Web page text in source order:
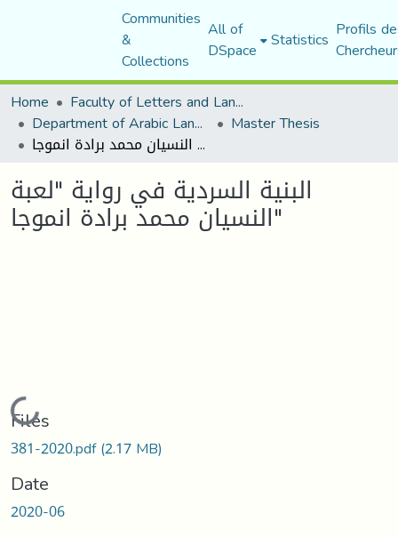
Communities
&
Collections
All of
DSpace Statistics Profils
Home
Faculty of Letters and Languages
Department of Arabic Language and Literature Master Thesis
البنية السردية في رواية "لعبة النسيان محمد برادة انموجا"
البنية السردية في رواية "لعبة
النسيان محمد برادة انموجا"
Loading...
Files
381-2020.pdf(2.17 MB)
Date
2020-06